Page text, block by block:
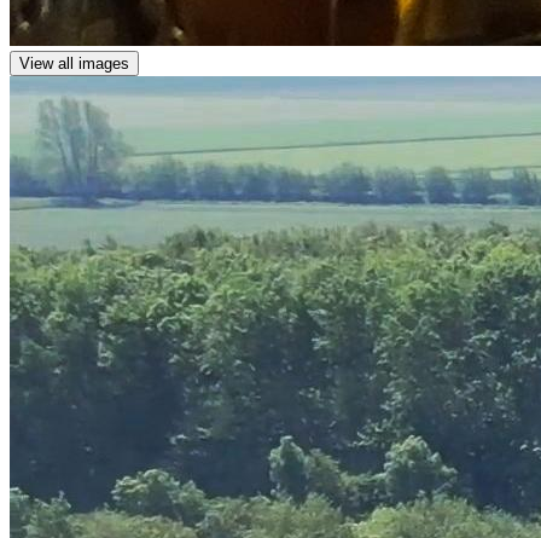
View all images